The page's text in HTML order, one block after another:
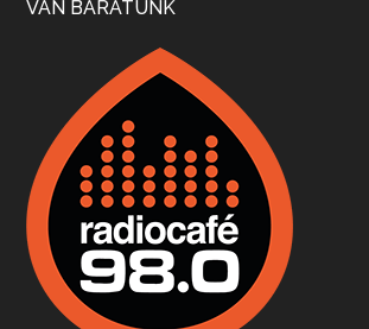
Boston, teadélután, bab és homár
Apr 9, 2026 • 00:37:17
Fermentáljunk, a testünk
Apr 3, 2026 • 00:36:07
VAN BARÁTUNK